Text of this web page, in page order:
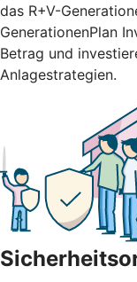
das R+V-
GenerationenPlan
Betrag und
Anlagestrategien.